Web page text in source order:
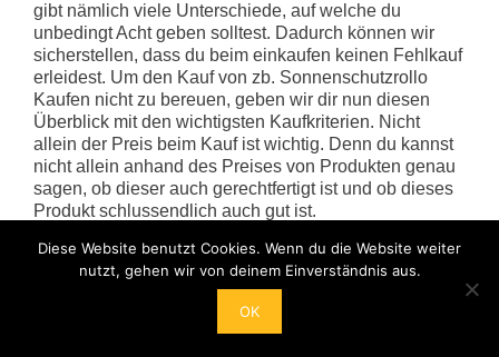
gibt nämlich viele Unterschiede, auf welche du
unbedingt Acht geben solltest. Dadurch können wir
sicherstellen, dass du beim einkaufen keinen Fehlkauf
erleidest. Um den Kauf von zb. Sonnenschutzrollo
Kaufen nicht zu bereuen, geben wir dir nun diesen
Überblick mit den wichtigsten Kaufkriterien. Nicht
allein der Preis beim Kauf ist wichtig. Denn du kannst
nicht allein anhand des Preises von Produkten genau
sagen, ob dieser auch gerechtfertigt ist und ob dieses
Produkt schlussendlich auch gut ist.
Bestseller-Test
Sonnenschutzrollo Kaufen Top 50 im
Sonnenschutzrollo Kaufen
Aktuelle Bestseller - Test oder
Diese Website benutzt Cookies. Wenn du die Website weiter
nutzt, gehen wir von deinem Einverständnis aus.
OK